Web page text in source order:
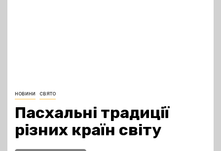
новини свято
Пасхальні традиції
різних країн світу